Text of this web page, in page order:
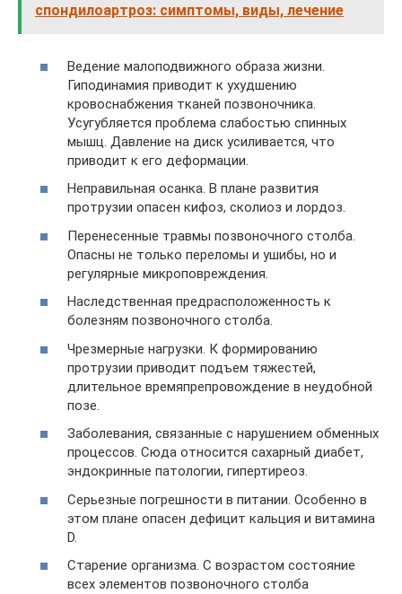
спондилоартроз: симптомы, виды, лечение
Ведение малоподвижного образа жизни.
Гиподинамия приводит к ухудшению
кровоснабжения тканей позвоночника.
Усугубляется проблема слабостью спинных
мышц. Давление на диск усиливается, что
приводит к его деформации.
Неправильная осанка. В плане развития
протрузии опасен кифоз, сколиоз и лордоз.
Перенесенные травмы позвоночного столба.
Опасны не только переломы и ушибы, но и
регулярные микроповреждения.
Наследственная предрасположенность к
болезням позвоночного столба.
Чрезмерные нагрузки. К формированию
протрузии приводит подъем тяжестей,
длительное времяпрепровождение в неудобной
позе.
Заболевания, связанные с нарушением обменных
процессов. Сюда относится сахарный диабет,
эндокринные патологии, гипертиреоз.
Серьезные погрешности в питании. Особенно в
этом плане опасен дефицит кальция и витамина
D.
Старение организма. С возрастом состояние
всех элементов позвоночного столба